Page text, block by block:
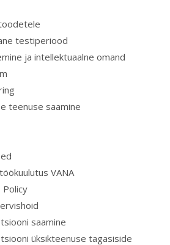
testiperiood
ja intellektuaalne omand
teenuse saamine
VANA
Policy
saamine
üksikteenuse tagasiside